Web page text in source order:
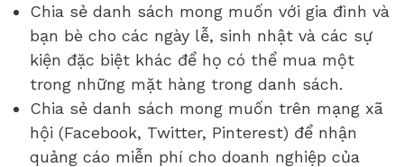
Chia sẻ danh sách mong muốn với gia đình và
bạn bè cho các ngày lễ, sinh nhật và các sự
kiện đặc biệt khác để họ có thể mua một
trong những mặt hàng trong danh sách.
Chia sẻ danh sách mong muốn trên mạng xã
hội (Facebook, Twitter, Pinterest) để nhận
quảng cáo miễn phí cho doanh nghiệp của